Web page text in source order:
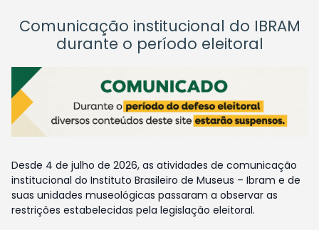
Comunicação institucional do IBRAM
durante o período eleitoral
Desde 4 de julho de 2026, as atividades de comunicação
institucional do Instituto Brasileiro de Museus – Ibram e de
suas unidades museológicas passaram a observar as
restrições estabelecidas pela legislação eleitoral.